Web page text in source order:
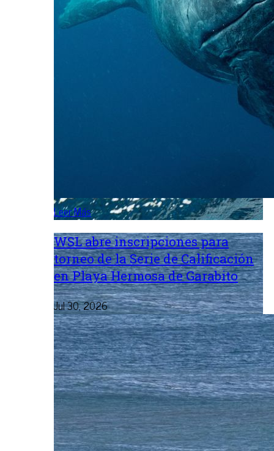
Leer Más
WSL abre inscripciones para
torneo de la Serie de Calificación
en Playa Hermosa de Garabito
Jul 30, 2026